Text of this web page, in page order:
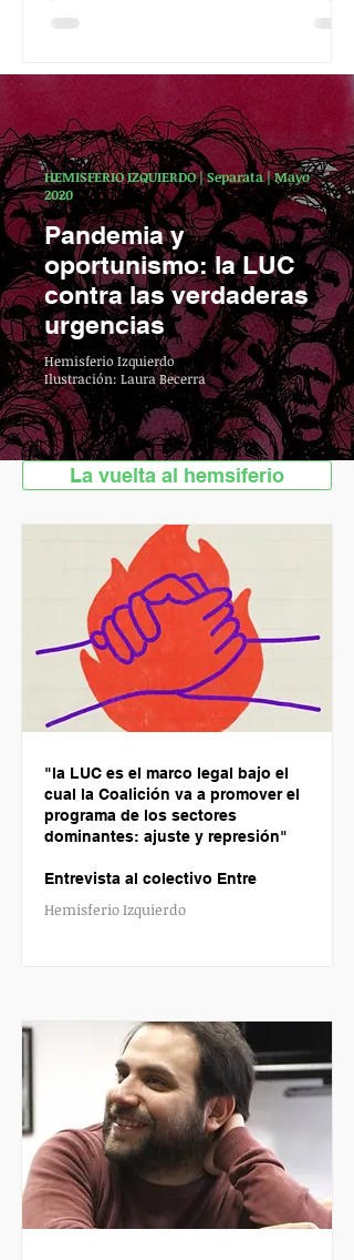
La vuelta al hemsiferio
"la LUC es el marco legal bajo el
cual la Coalición va a promover el
programa de los sectores
dominantes: ajuste y represión"
Entrevista al colectivo Entre
Hemisferio Izquierdo
HEMISFERIO IZQUIERDO | Separata | Mayo
2020
Pandemia y
oportunismo: la LUC
contra las verdaderas
urgencias
Hemisferio Izquierdo
Ilustración: Laura Becerra